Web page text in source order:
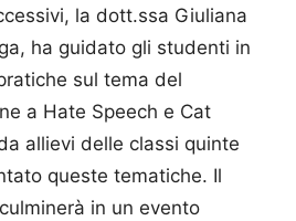
la dott.ssa Giuliana
ha guidato gli studenti in
sul tema del
a Hate Speech e Cat
allievi delle classi quinte
queste tematiche. Il
in un evento